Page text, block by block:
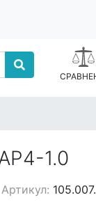
1.0
Артикул: